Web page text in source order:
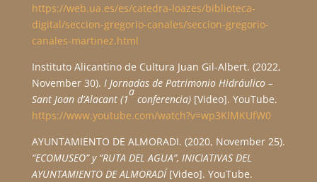
https://web.ua.es/es/catedra-loazes/biblioteca-
digital/seccion-gregorio-canales/seccion-gregorio-
canales-martinez.html
Instituto Alicantino de Cultura Juan Gil-Albert. (2022,
November 30). I Jornadas de Patrimonio Hidráulico –
Sant Joan d’Alacant (1
a
conferencia)[Video]. YouTube.
https://www.youtube.com/watch?v=wp3KlMKUfW0
AYUNTAMIENTO DE ALMORADI. (2020, November 25).
“ECOMUSEO” y “RUTA DEL AGUA”, INICIATIVAS DEL
AYUNTAMIENTO DE ALMORADÍ[Video]. YouTube.